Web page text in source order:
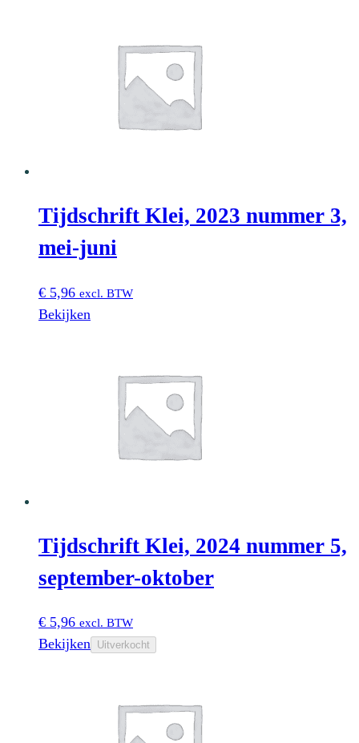
Tijdschrift Klei, 2023 nummer 3,
mei-juni
€ 5,96 excl. BTW
Bekijken
Tijdschrift Klei, 2024 nummer 5,
september-oktober
€ 5,96 excl. BTW
Bekijken Uitverkocht